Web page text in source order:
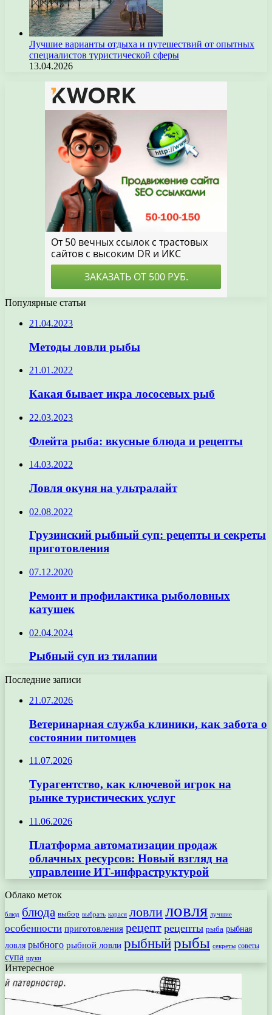
Лучшие варианты отдыха и путешествий от опытных
специалистов туристической сферы
13.04.2026
Популярные статьи
21.04.2023
Методы ловли рыбы
21.01.2022
Какая бывает икра лососевых рыб
22.03.2023
Флейта рыба: вкусные блюда и рецепты
14.03.2022
Ловля окуня на ультралайт
02.08.2022
Грузинский рыбный суп: рецепты и секреты
приготовления
07.12.2020
Ремонт и профилактика рыболовных
катушек
02.04.2024
Рыбный суп из тилапии
Последние записи
21.07.2026
Ветеринарная служба клиники, как забота о
состоянии питомцев
11.07.2026
Турагентство, как ключевой игрок на
рынке туристических услуг
11.06.2026
Платформа автоматизации продаж
облачных ресурсов: Новый взгляд на
управление ИТ-инфраструктурой
Облако меток
блюд блюда выбор выбрать карася ловлиловля лучшие
особенности приготовления рецепт рецепты рыба рыбная
ловля рыбного рыбной ловли рыбныйрыбы секреты советы
супа щуки
Интересное